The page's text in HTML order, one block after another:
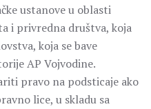
ustanove u oblasti
i privredna društva, koja
koja se bave
AP Vojvodine.
pravo na podsticaje ako
lice, u skladu sa